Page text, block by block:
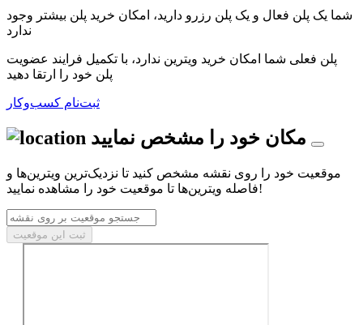
شما یک پلن فعال و یک پلن رزرو دارید، امکان خرید پلن بیشتر وجود
ندارد
پلن فعلی شما امکان خرید ویترین ندارد، با تکمیل فرایند عضویت
پلن خود را ارتقا دهید
ثبت‌نام کسب‌و‌کار
مکان خود را مشخص نمایید
موقعیت خود را روی نقشه مشخص کنید تا نزدیک‌ترین ویترین‌ها و
فاصله ویترین‌ها تا موقعیت خود را مشاهده نمایید!
ثبت این موقعیت